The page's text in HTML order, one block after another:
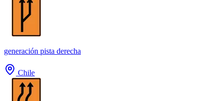
generación pista derecha
Chile